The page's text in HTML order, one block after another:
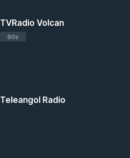
TVRadio Volcan
60s
Teleangol Radio